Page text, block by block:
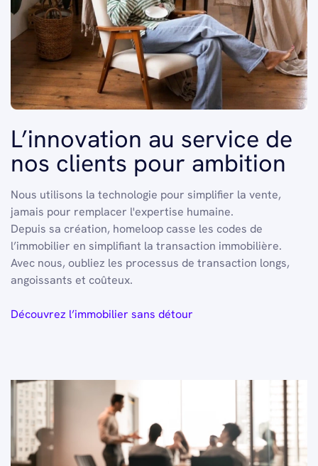
L’innovation au service de
nos clients pour ambition
Nous utilisons la technologie pour simplifier la vente,
jamais pour remplacer l'expertise humaine.
Depuis sa création, homeloop casse les codes de
l’immobilier en simplifiant la transaction immobilière.
Avec nous, oubliez les processus de transaction longs,
angoissants et coûteux.
Découvrez l’immobilier sans détour